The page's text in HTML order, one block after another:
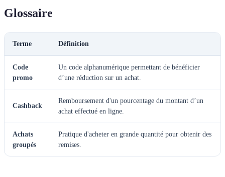
Glossaire
Terme Définition
Code
promo
Un code alphanumérique permettant de bénéficier
d’une réduction sur un achat.
Cashback
Remboursement d'un pourcentage du montant d’un
achat effectué en ligne.
Achats
groupés
Pratique d'acheter en grande quantité pour obtenir des
remises.